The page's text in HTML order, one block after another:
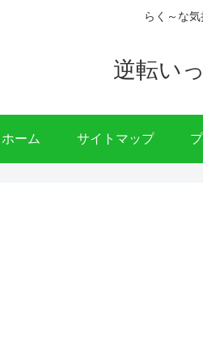
らく～な気
逆転い
ホーム サイトマップ